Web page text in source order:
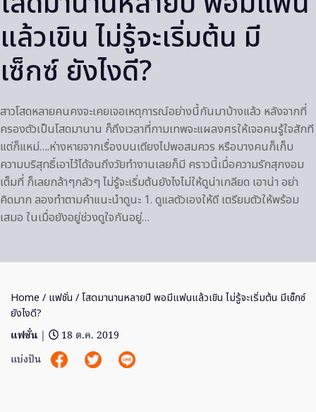
แล้วเขิน ไม่รู้จะเริ่มต้น มี
เซ็กซ์ ยังไงดี?
สาวโสดหลายคนคงจะเคยเจอเหตุการณ์อย่างนี้กันมาบ้างแล้ว หลังจากที่
ครองตัวเป็นโสดมานาน ก็ถึงเวลาที่กามเทพจะแผลงศรให้เจอคนรู้ใจสักที
แต่ก็แหม่….ห่างหายจากเรื่องบนเตียงไปพอสมควร หรือบางคนก็เก็บ
ความบริสุทธิ์เอาไว้ได้จนถึงวัยทำงานเลยก็มี คราวนี้เมื่อความรักสุกงอม
เต็มที่ ก็เลยกล้าๆกลัวๆ ไม่รู้จะเริ่มต้นยังไงไม่ให้ดูน่าเกลียด เอาน่า อย่า
คิดมาก ลองทำตามคำแนะนำดูนะ 1. ดูแลตัวเองให้ดี เตรียมตัวให้พร้อม
เสมอ ในเมื่อยังอยู่ช่วงดูใจกันอยู่…
Home / แฟชั่น / โสดมานานหลายปี พอมีแฟนแล้วเขิน ไม่รู้จะเริ่มต้น มีเซ็กซ์
ยังไงดี?
แฟชั่น |
18 ต.ค. 2019
แบ่งปัน